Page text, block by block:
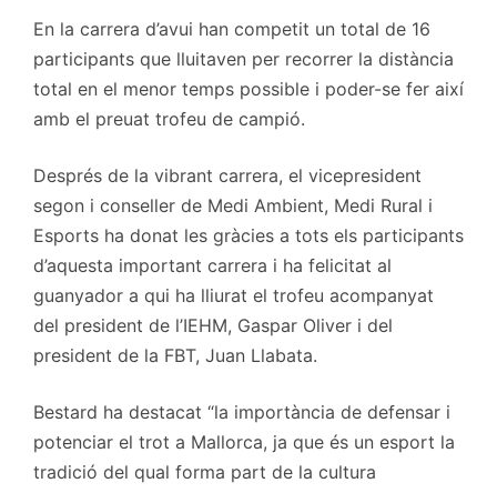
En la carrera d’avui han competit un total de 16
participants que lluitaven per recorrer la distància
total en el menor temps possible i poder-se fer així
amb el preuat trofeu de campió.
Després de la vibrant carrera, el vicepresident
segon i conseller de Medi Ambient, Medi Rural i
Esports ha donat les gràcies a tots els participants
d’aquesta important carrera i ha felicitat al
guanyador a qui ha lliurat el trofeu acompanyat
del president de l’IEHM, Gaspar Oliver i del
president de la FBT, Juan Llabata.
Bestard ha destacat “la importància de defensar i
potenciar el trot a Mallorca, ja que és un esport la
tradició del qual forma part de la cultura